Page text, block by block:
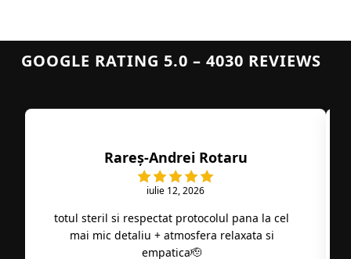
GOOGLE RATING 5.0 – 4030 REVIEWS
Rareș-Andrei Rotaru
iulie 12, 2026
totul steril si respectat protocolul pana la cel
mai mic detaliu + atmosfera relaxata si
empatica🫡